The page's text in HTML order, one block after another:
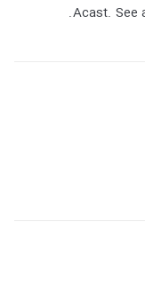
Acast. See